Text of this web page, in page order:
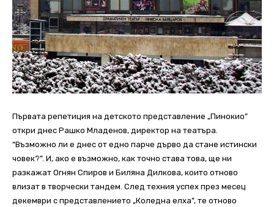
Първата репетиция на детското представление „Пинокио”
откри днес Рашко Младенов, директор на театъра.
“Възможно ли е днес от едно парче дърво да стане истински
човек?”. И, ако е възможно, как точно става това, ще ни
разкажат Огнян Спиров и Биляна Дилкова, които отново
влизат в творчески тандем. След техния успех през месец
декември с представлението „Коледна елха”, те отново